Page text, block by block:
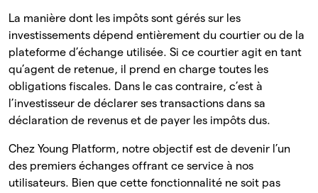
La manière dont les impôts sont gérés sur les
investissements dépend entièrement du courtier ou de la
plateforme d’échange utilisée. Si ce courtier agit en tant
qu’agent de retenue, il prend en charge toutes les
obligations fiscales. Dans le cas contraire, c’est à
l’investisseur de déclarer ses transactions dans sa
déclaration de revenus et de payer les impôts dus.
Chez Young Platform, notre objectif est de devenir l’un
des premiers échanges offrant ce service à nos
utilisateurs. Bien que cette fonctionnalité ne soit pas